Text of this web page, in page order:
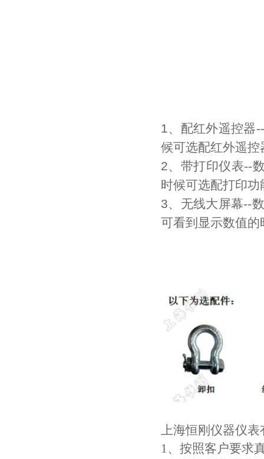
1、配红外遥控器
候可选配红外遥控
2、带打印仪表--
时候可选配打印功
3、无线大屏幕--
可看到显示数值
上海恒刚仪器仪
1、按照客户要求